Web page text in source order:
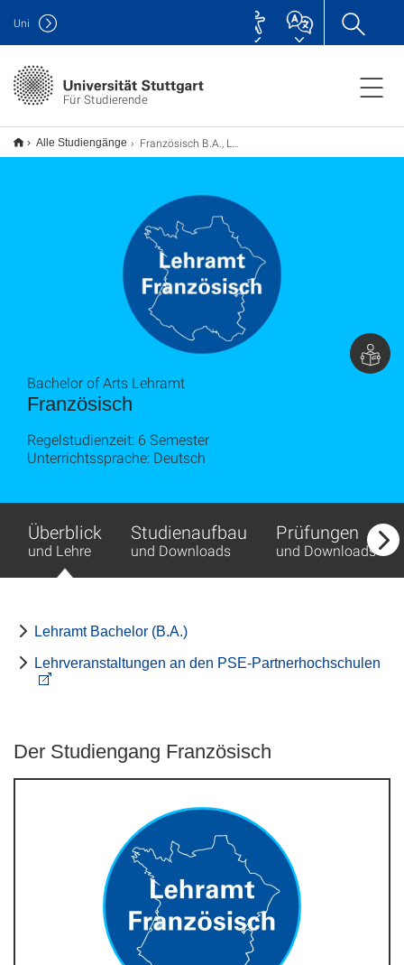
Für Studierende
Uni
Alle Studiengänge Französisch B.A., Lehramt
Französisch
Bachelor of Arts Lehramt
Regelstudienzeit: 6 Semester
Unterrichtssprache: Deutsch
Überblick
und Lehre
Studienaufbau
und Downloads
Prüfungen
und Downloads
Lehramt Bachelor (B.A.)
Lehrveranstaltungen an den PSE-Partnerhochschulen
Der Studiengang Französisch